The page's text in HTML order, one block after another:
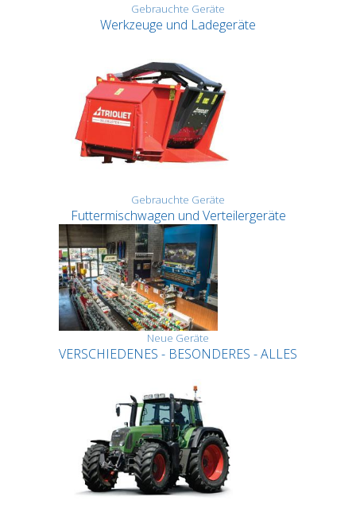
Gebrauchte Geräte
Werkzeuge und Ladegeräte
Gebrauchte Geräte
Futtermischwagen und Verteilergeräte
Neue Geräte
VERSCHIEDENES - BESONDERES - ALLES